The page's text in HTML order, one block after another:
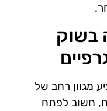
בשוק
מגוון רחב של
חשוב לפתח